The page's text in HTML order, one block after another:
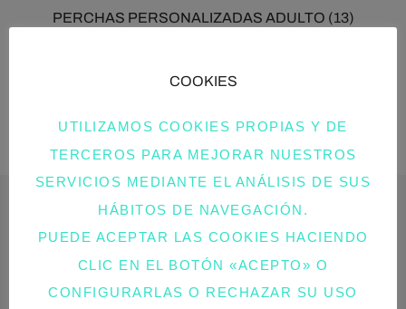
PERCHAS PERSONALIZADAS ADULTO (13)
AVISO LEGAL
COOKIES
UTILIZAMOS COOKIES PROPIAS Y DE
TERCEROS PARA MEJORAR NUESTROS
SERVICIOS MEDIANTE EL ANÁLISIS DE SUS
HÁBITOS DE NAVEGACIÓN.
PUEDE ACEPTAR LAS COOKIES HACIENDO
CLIC EN EL BOTÓN «ACEPTO» O
CONFIGURARLAS O RECHAZAR SU USO